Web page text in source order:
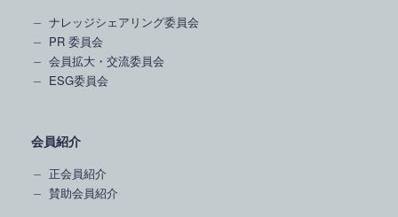
ナレッジシェアリング委員会
PR 委員会
会員拡大・交流委員会
ESG委員会
会員紹介
正会員紹介
賛助会員紹介